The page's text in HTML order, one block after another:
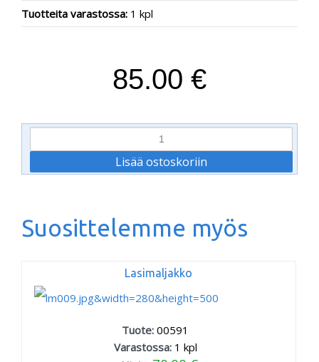
Tuotteita varastossa: 1 kpl
85.00 €
Suosittelemme myös
Lasimaljakko
Tuote:00591
Varastossa: 1 kpl